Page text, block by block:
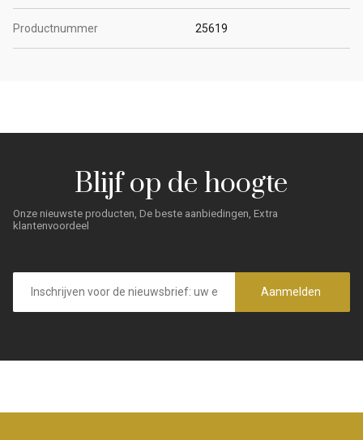
Productnummer 25619
Blijf op de hoogte
Onze nieuwste producten, De beste aanbiedingen, Extra
klantenvoordeel
E-
mailadres
Aanmelden